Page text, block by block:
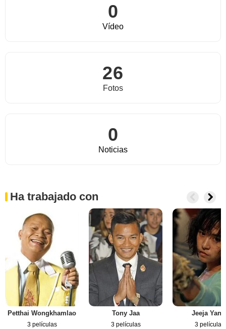
0
Vídeo
26
Fotos
0
Noticias
Ha trabajado con
Petthai Wongkhamlao
3 películas
Tony Jaa
3 películas
Jeeja
3 películas